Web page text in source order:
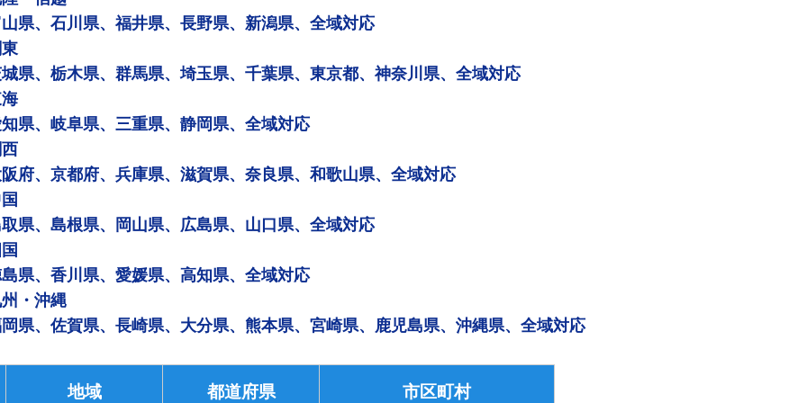
県、石川県、福井県、長野県、新潟県、全域対応
県、栃木県、群馬県、埼玉県、千葉県、東京都、神奈川県、全域対応
県、岐阜県、三重県、静岡県、全域対応
府、京都府、兵庫県、滋賀県、奈良県、和歌山県、全域対応
県、島根県、岡山県、広島県、山口県、全域対応
県、香川県、愛媛県、高知県、全域対応
・沖縄
県、佐賀県、長崎県、大分県、熊本県、宮崎県、鹿児島県、沖縄県、全域対応
地域 都道府県 市区町村